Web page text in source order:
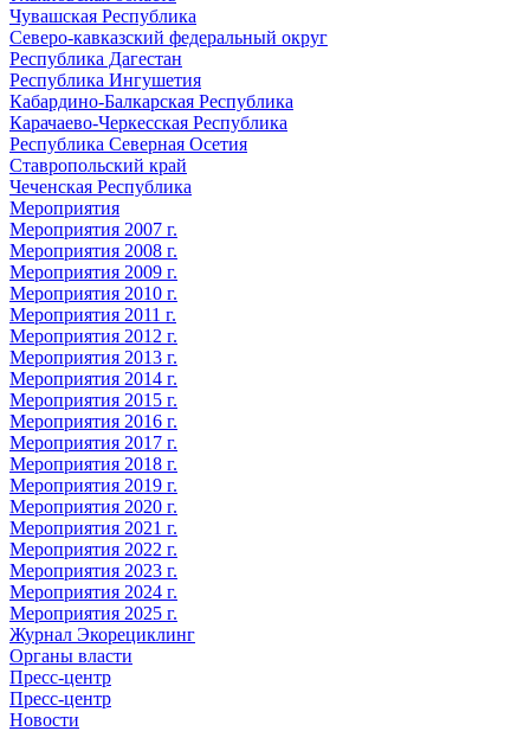
Чувашская Республика
Северо-кавказский федеральный округ
Республика Дагестан
Республика Ингушетия
Кабардино-Балкарская Республика
Карачаево-Черкесская Республика
Республика Северная Осетия
Ставропольский край
Чеченская Республика
Мероприятия
Мероприятия 2007 г.
Мероприятия 2008 г.
Мероприятия 2009 г.
Мероприятия 2010 г.
Мероприятия 2011 г.
Мероприятия 2012 г.
Мероприятия 2013 г.
Мероприятия 2014 г.
Мероприятия 2015 г.
Мероприятия 2016 г.
Мероприятия 2017 г.
Мероприятия 2018 г.
Мероприятия 2019 г.
Мероприятия 2020 г.
Мероприятия 2021 г.
Мероприятия 2022 г.
Мероприятия 2023 г.
Мероприятия 2024 г.
Мероприятия 2025 г.
Журнал Экорециклинг
Органы власти
Пресс-центр
Пресс-центр
Новости